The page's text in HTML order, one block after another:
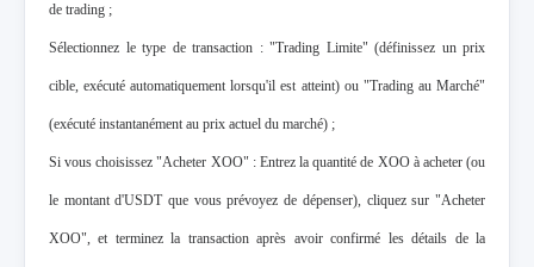
de trading ;
Sélectionnez le type de transaction : "Trading Limite" (définissez un prix
cible, exécuté automatiquement lorsqu'il est atteint) ou "Trading au Marché"
(exécuté instantanément au prix actuel du marché) ;
Si vous choisissez "Acheter XOO" : Entrez la quantité de XOO à acheter (ou
le montant d'USDT que vous prévoyez de dépenser), cliquez sur "Acheter
XOO", et terminez la transaction après avoir confirmé les détails de la